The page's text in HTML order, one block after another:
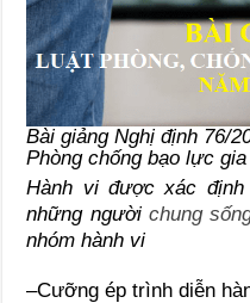
Bài giảng Nghị định 76/
Phòng chống bạo lực
Hành vi được xác
những ngườichung
nhóm hành vi
–Cưỡng ép trình diễn